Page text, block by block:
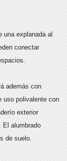
una explanada al
conectar
además con
uso polivalente con
exterior
El alumbrado
de suelo.